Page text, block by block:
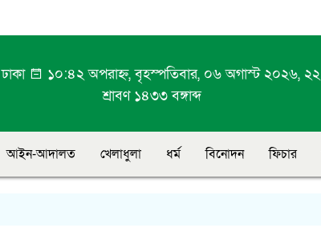
ঢাকা
১০:৪২ অপরাহ্ন, বৃহস্পতিবার, ০৬ অগাস্ট ২০২৬, ২২
শ্রাবণ ১৪৩৩ বঙ্গাব্দ
আইন-আদালত খেলাধুলা ধর্ম বিনোদন ফিচার